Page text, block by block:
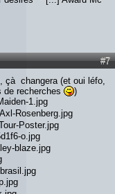
#7
çà changera (et oui léfo,
de recherches
)